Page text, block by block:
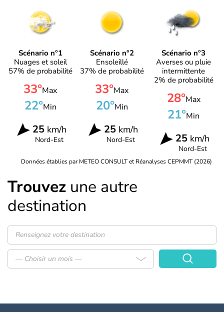
Scénario n°1
Nuages et soleil
57% de probabilité
33°Max
22°Min
25km/h
Nord-Est
Scénario n°2
Ensoleillé
37% de probabilité
33°Max
20°Min
25km/h
Nord-Est
Scénario n°3
Averses ou pluie
intermittente
2% de probabilité
28°Max
21°Min
25 km/h
Nord-Est
Données établies par METEO CONSULT et Réanalyses CEPMMT (2026)
Trouvez une autre
destination
— Choisir un mois —